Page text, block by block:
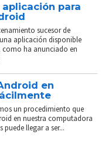
para
sucesor de
aplicación disponible
ha anunciado en
en
un procedimiento que
en nuestra computadora
llegar a ser...